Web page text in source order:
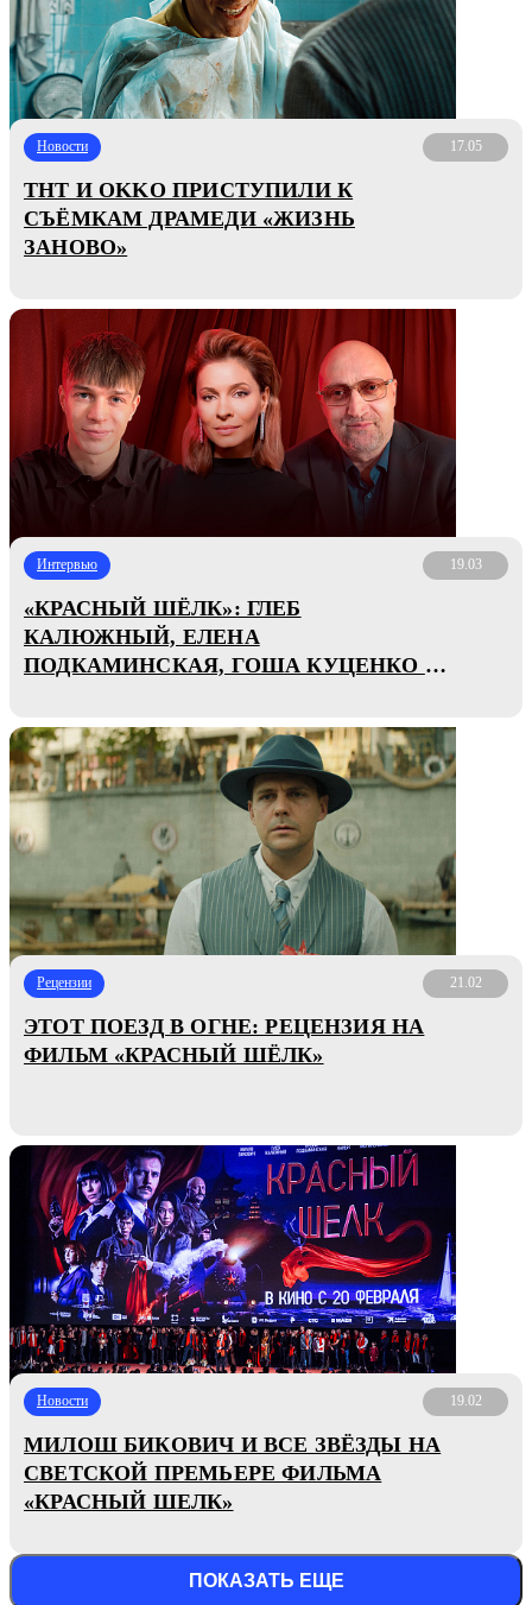
Новости 17.05
ТНТ И OKKO ПРИСТУПИЛИ К
СЪЁМКАМ ДРАМЕДИ «ЖИЗНЬ
ЗАНОВО»
Интервью 19.03
«КРАСНЫЙ ШЁЛК»: ГЛЕБ
КАЛЮЖНЫЙ, ЕЛЕНА
ПОДКАМИНСКАЯ, ГОША КУЦЕНКО О
Рецензии 21.02
ЭТОТ ПОЕЗД В ОГНЕ: РЕЦЕНЗИЯ НА
ФИЛЬМ «КРАСНЫЙ ШЁЛК»
Новости 19.02
МИЛОШ БИКОВИЧ И ВСЕ ЗВЁЗДЫ НА
СВЕТСКОЙ ПРЕМЬЕРЕ ФИЛЬМА
«КРАСНЫЙ ШЕЛК»
ПОКАЗАТЬ ЕЩЕ